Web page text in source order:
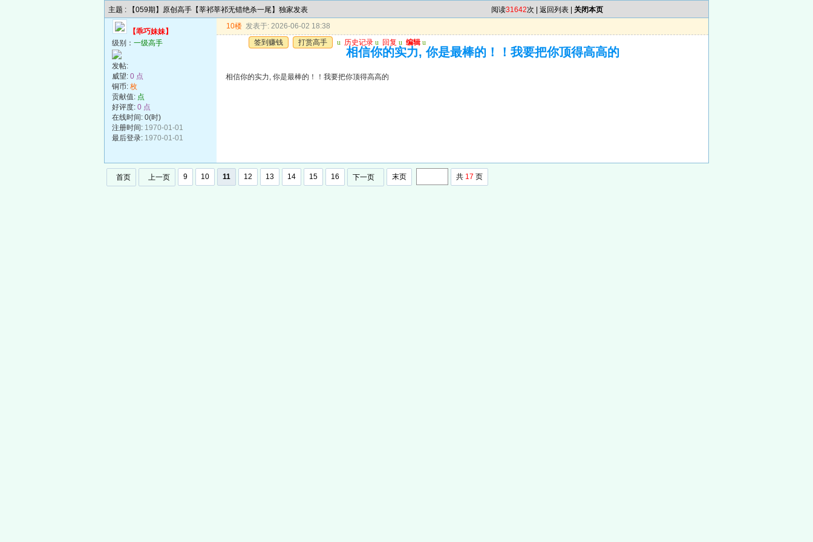
主题 : 【059期】原创高手【莘祁莘祁无错绝杀一尾】独家发表 阅读31642次 | 返回列表 关闭本页
【乖巧妹妹】
级别： 一级高手
发帖:
威望: 0 点
铜币: 枚
贡献值: 点
好评度: 0 点
在线时间: 0(时)
注册时间: 1970-01-01
最后登录: 1970-01-01
10楼 发表于: 2026-06-02 18:38
签到赚钱
打赏高手 u 历史记录 u 回复 u 编辑 u
相信你的实力, 你是最棒的！！我要把你顶得高高的
相信你的实力, 你是最棒的！！我要把你顶得高高的
首页 上一页 9 10 11 12 13 14 15 16 下一页 末页 共 17 页